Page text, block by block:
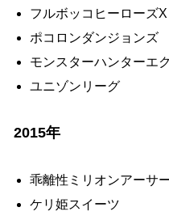
フルボッコヒーローズX
ポコロンダンジョンズ
モンスターハンターエ
ユニゾンリーグ
2015年
乖離性ミリオンアーサ
ケリ姫スイーツ